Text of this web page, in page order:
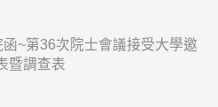
~第36次院士會議接受大學邀
暨調查表